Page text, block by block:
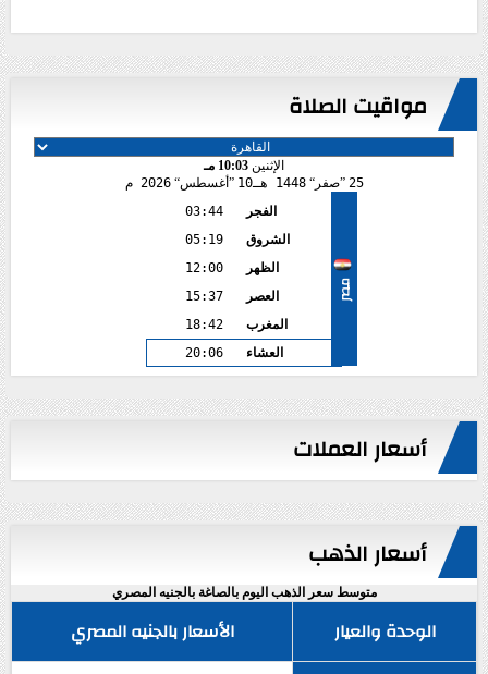
مواقيت الصلاة
الإثنين 10:03 مـ
25
صفر 1448 هـ 10 أغسطس 2026 م
مصر
الفجر
03:44
الشروق
05:19
الظهر
12:00
العصر
15:37
المغرب
18:42
العشاء
20:06
أسعار العملات
أسعار الذهب
متوسط سعر الذهب اليوم بالصاغة بالجنيه المصري
الوحدة والعيار
الأسعار بالجنيه المصري